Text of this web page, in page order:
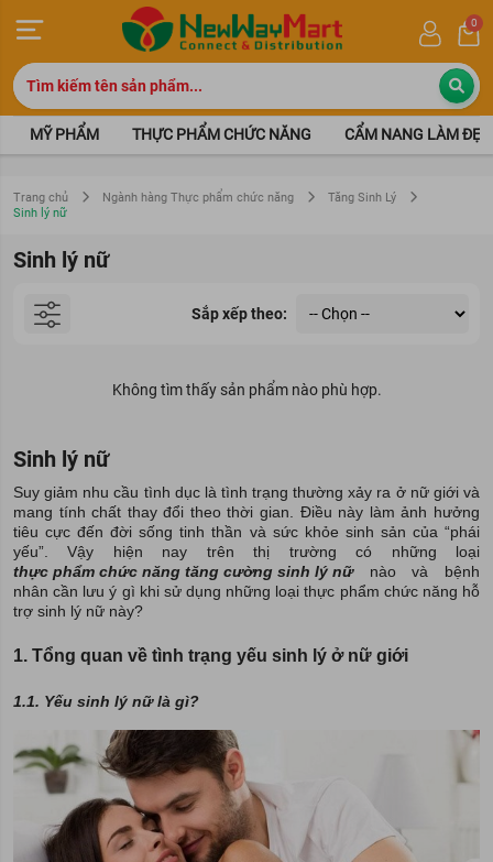
0
MỸ PHẨM THỰC PHẨM CHỨC NĂNG CẨM NANG LÀM ĐẸP
Trang chủ Ngành hàng Thực phẩm chức năng
Tăng Sinh Lý
Sinh lý nữ
Sinh lý nữ
Sắp xếp theo:
Không tìm thấy sản phẩm nào phù hợp.
Sinh lý nữ
Suy giảm nhu cầu tình dục là tình trạng thường xảy ra ở nữ giới và
mang tính chất thay đổi theo thời gian. Điều này làm ảnh hưởng
tiêu cực đến đời sống tinh thần và sức khỏe sinh sản của “phái
yếu”. Vậy hiện nay trên thị trường có những loại
thực phẩm chức năng tăng cường sinh lý nữnào và bệnh
nhân cần lưu ý gì khi sử dụng những loại thực phẩm chức năng hỗ
trợ sinh lý nữ này?
1. Tổng quan về tình trạng yếu sinh lý ở nữ giới
1.1. Yếu sinh lý nữ là gì?